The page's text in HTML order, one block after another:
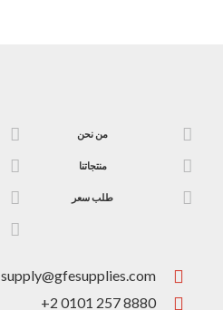
من نحن
منتجاتنا
طلب سعر
supply@gfesupplies.com
+2 0101 257 8880